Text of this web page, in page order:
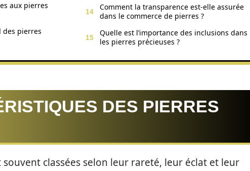
aux pierres
des pierres
Comment la transparence est-elle assurée
dans le commerce de pierres ?
Quelle est l’importance des inclusions dans
les pierres précieuses ?
DES PIERRES
souvent classées selon leur rareté, leur éclat et leur